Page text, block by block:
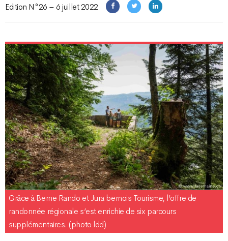
Edition N°26 – 6 juillet 2022
Grâce à Berne Rando et Jura bernois Tourisme, l’offre de
randonnée régionale s’est enrichie de six parcours
supplémentaires. (photo ldd)